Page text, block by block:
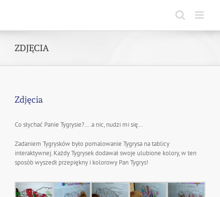
ZDJĘCIA
Zdjęcia
Co słychać Panie Tygrysie?….a nic, nudzi mi się…
Zadaniem Tygrysków było pomalowanie Tygrysa na tablicy
interaktywnej. Każdy Tygrysek dodawał swoje ulubione kolory, w ten
sposób wyszedł przepiękny i kolorowy Pan Tygrys!